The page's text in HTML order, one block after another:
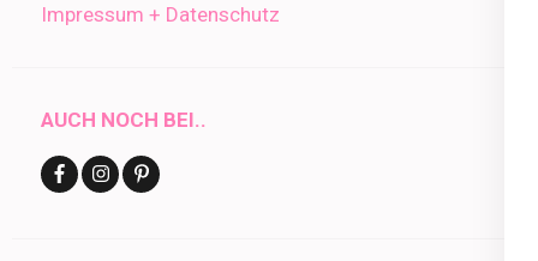
Impressum + Datenschutz
AUCH NOCH BEI..